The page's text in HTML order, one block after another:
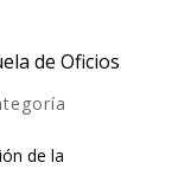
de Oficios
de la